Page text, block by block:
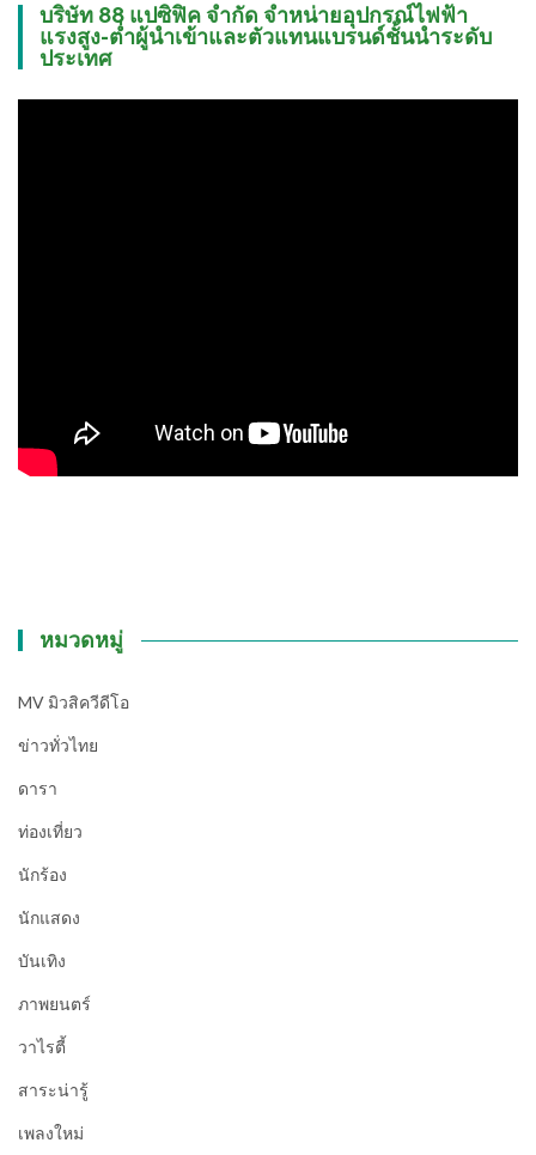
บริษัท 88 แปซิฟิค จำกัด จำหน่ายอุปกรณ์ไฟฟ้า
แรงสูง-ต่ำผู้นำเข้าและตัวแทนแบรนด์ชั้นนำระดับ
ประเทศ
หมวดหมู่
MV มิวสิควีดีโอ
ข่าวทั่วไทย
ดารา
ท่องเที่ยว
นักร้อง
นักแสดง
บันเทิง
ภาพยนตร์
วาไรตี้
สาระน่ารู้
เพลงใหม่